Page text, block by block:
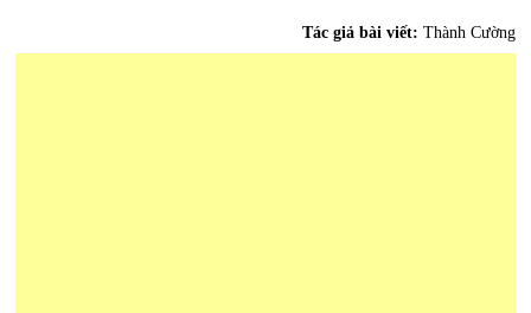
Tác giả bài viết: Thành Cường